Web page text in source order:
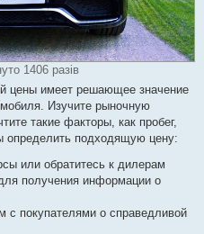
1406 разів
цены имеет решающее значение
Изучите рыночную
такие факторы, как пробег,
определить подходящую цену:
или обратитесь к дилерам
получения информации о
с покупателями о справедливой